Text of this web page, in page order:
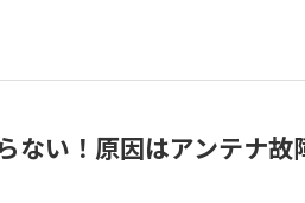
ない！原因はアンテナ